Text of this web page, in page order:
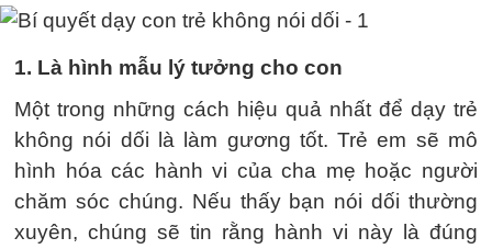
1. Là hình mẫu lý tưởng cho con
Một trong những cách hiệu quả nhất để dạy trẻ
không nói dối là làm gương tốt. Trẻ em sẽ mô
hình hóa các hành vi của cha mẹ hoặc người
chăm sóc chúng. Nếu thấy bạn nói dối thường
xuyên, chúng sẽ tin rằng hành vi này là đúng